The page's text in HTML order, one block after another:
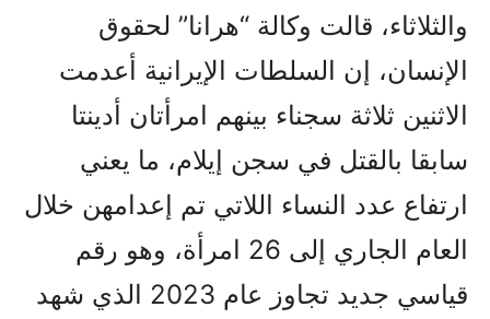
والثلاثاء، قالت وكالة “هرانا” لحقوق
الإنسان، إن السلطات الإيرانية أعدمت
الاثنين ثلاثة سجناء بينهم امرأتان أدينتا
سابقا بالقتل في سجن إيلام، ما يعني
ارتفاع عدد النساء اللاتي تم إعدامهن خلال
العام الجاري إلى 26 امرأة، وهو رقم
قياسي جديد تجاوز عام 2023 الذي شهد